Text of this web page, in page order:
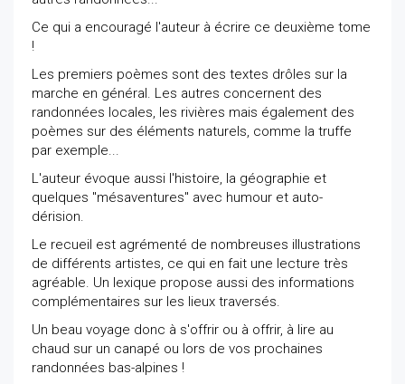
Ce qui a encouragé l'auteur à écrire ce deuxième tome
!
Les premiers poèmes sont des textes drôles sur la
marche en général. Les autres concernent des
randonnées locales, les rivières mais également des
poèmes sur des éléments naturels, comme la truffe
par exemple...
L'auteur évoque aussi l'histoire, la géographie et
quelques "mésaventures" avec humour et auto-
dérision.
Le recueil est agrémenté de nombreuses illustrations
de différents artistes, ce qui en fait une lecture très
agréable. Un lexique propose aussi des informations
complémentaires sur les lieux traversés.
Un beau voyage donc à s'offrir ou à offrir, à lire au
chaud sur un canapé ou lors de vos prochaines
randonnées bas-alpines !